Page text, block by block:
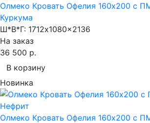
Олмеко Кровать Офелия 160х200 с
Куркума
Ш*В*Г: 1712x1080x2136
На заказ
36 500 р.
В корзину
Новинка
Олмеко Кровать Офелия 160х200 с